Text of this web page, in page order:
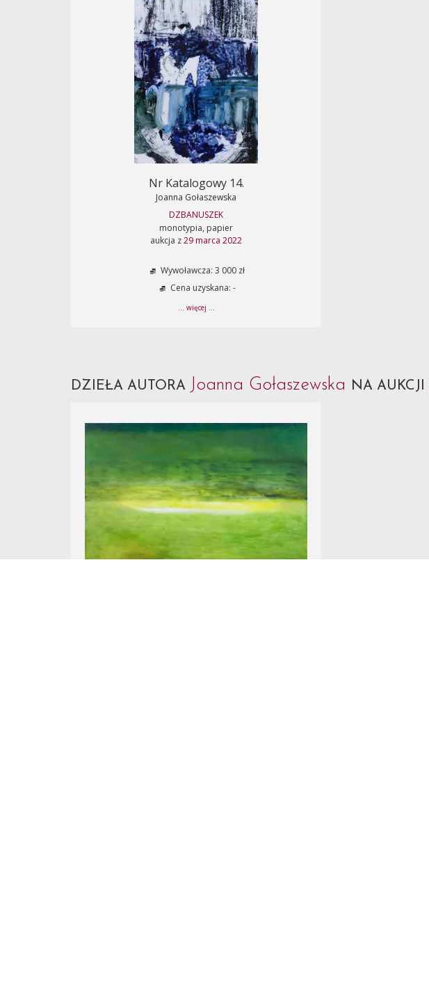
Nr Katalogowy 14.
Joanna Gołaszewska
DZBANUSZEK
monotypia, papier
aukcja z29 marca 2022
Wywoławcza: 3 000 zł
Cena uzyskana: -
... więcej ...
DZIEŁA AUTORA Joanna Gołaszewska NA AUKCJI